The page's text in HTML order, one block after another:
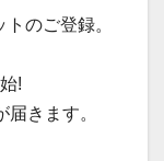
のご登録。
!
きます。